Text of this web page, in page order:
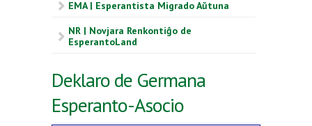
EMA | Esperantista Migrado Aŭtuna
NR | Novjara Renkontiĝo de
EsperantoLand
Deklaro de Germana
Esperanto-Asocio